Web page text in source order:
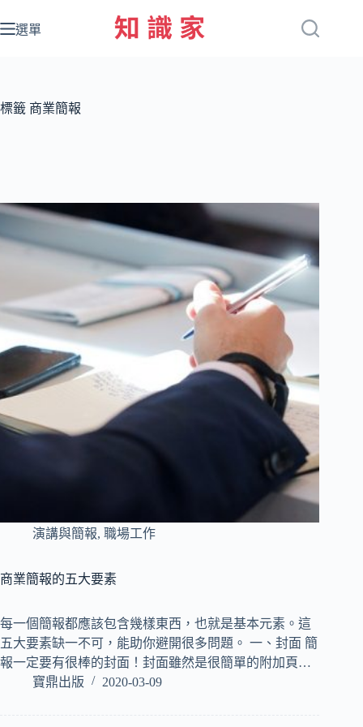
至
容
選單
標籤 商業簡報
演講與簡報, 職場工作
商業簡報的五大要素
每一個簡報都應該包含幾樣東西，也就是基本元素。這
五大要素缺一不可，能助你避開很多問題。 一、封面 簡
報一定要有很棒的封面！封面雖然是很簡單的附加頁…
寶鼎出版
2020-03-09